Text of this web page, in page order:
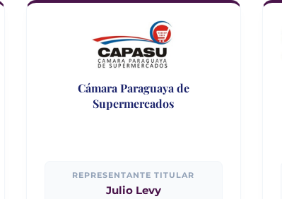
Cámara Paraguaya de
Supermercados
REPRESENTANTE TITULAR
Julio Levy